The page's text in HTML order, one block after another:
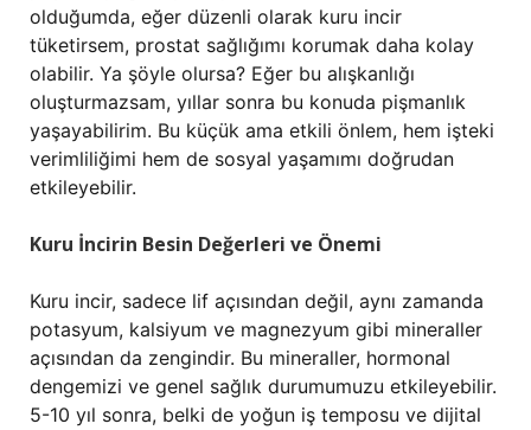
olduğumda, eğer düzenli olarak kuru incir
tüketirsem, prostat sağlığımı korumak daha kolay
olabilir. Ya şöyle olursa? Eğer bu alışkanlığı
oluşturmazsam, yıllar sonra bu konuda pişmanlık
yaşayabilirim. Bu küçük ama etkili önlem, hem işteki
verimliliğimi hem de sosyal yaşamımı doğrudan
etkileyebilir.
Kuru İncirin Besin Değerleri ve Önemi
Kuru incir, sadece lif açısından değil, aynı zamanda
potasyum, kalsiyum ve magnezyum gibi mineraller
açısından da zengindir. Bu mineraller, hormonal
dengemizi ve genel sağlık durumumuzu etkileyebilir.
5-10 yıl sonra, belki de yoğun iş temposu ve dijital